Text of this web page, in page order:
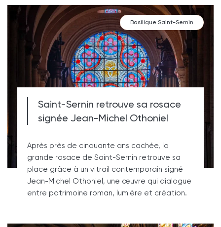
Saint-Sernin retrouve sa rosace
signée Jean-Michel Othoniel
Après près de cinquante ans cachée, la
grande rosace de Saint-Sernin retrouve sa
place grâce à un vitrail contemporain signé
Jean-Michel Othoniel, une œuvre qui dialogue
entre patrimoine roman, lumière et création.
Basilique Saint-Sernin